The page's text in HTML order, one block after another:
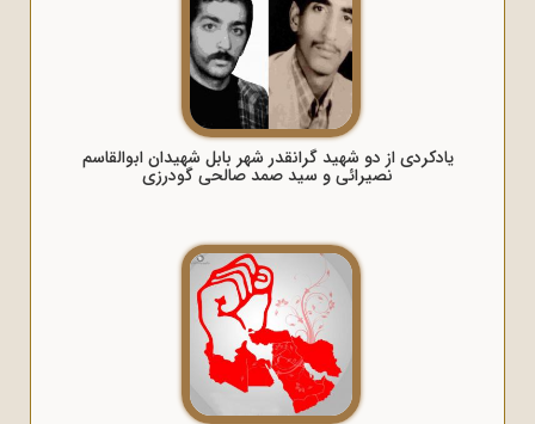
یادکردی از دو شهید گرانقدر شهر بابل شهیدان ابوالقاسم
نصیرائی و سید صمد صالحی گودرزی